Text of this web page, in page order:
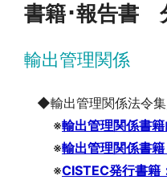
書籍･報告書
輸出管理関係
◆輸出管理関係法令集
※輸出管理関係書
※輸出管理関係書
※CISTEC発行書籍